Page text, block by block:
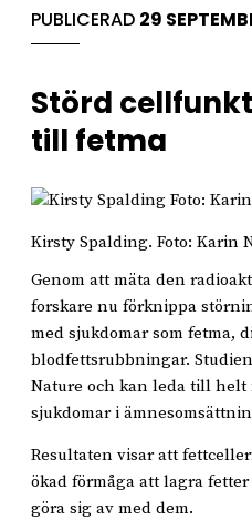
PUBLICERAD 29
Störd
till fetma
Kirsty Spalding. Foto: Karin
Genom att mäta den
forskare nu förknippa
med sjukdomar som fetma,
blodfettsrubbningar.
Nature och kan leda till helt
sjukdomar i
Resultaten visar att
ökad förmåga att lagra
göra sig av med dem.